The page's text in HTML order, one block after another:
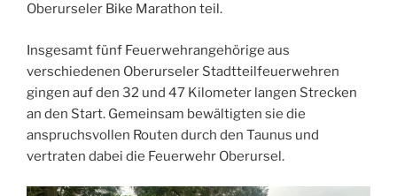
Oberurseler Bike Marathon teil.
Insgesamt fünf Feuerwehrangehörige aus
verschiedenen Oberurseler Stadtteilfeuerwehren
gingen auf den 32 und 47 Kilometer langen Strecken
an den Start. Gemeinsam bewältigten sie die
anspruchsvollen Routen durch den Taunus und
vertraten dabei die Feuerwehr Oberursel.